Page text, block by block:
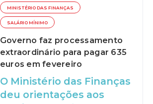
MINISTÉRIO DAS FINANÇAS
SALÁRIO MÍNIMO
Governo faz processamento
extraordinário para pagar 635
euros em fevereiro
O Ministério das Finanças
deu orientações aos